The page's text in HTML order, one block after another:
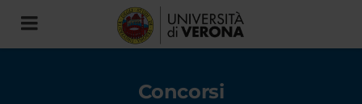
Toggle
navigation
Concorsi